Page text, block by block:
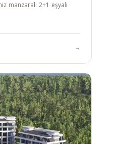
manzaralı 2+1 eşyalı
→